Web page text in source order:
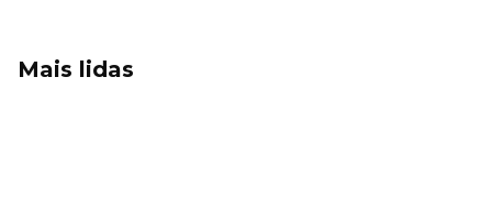
Mais lidas